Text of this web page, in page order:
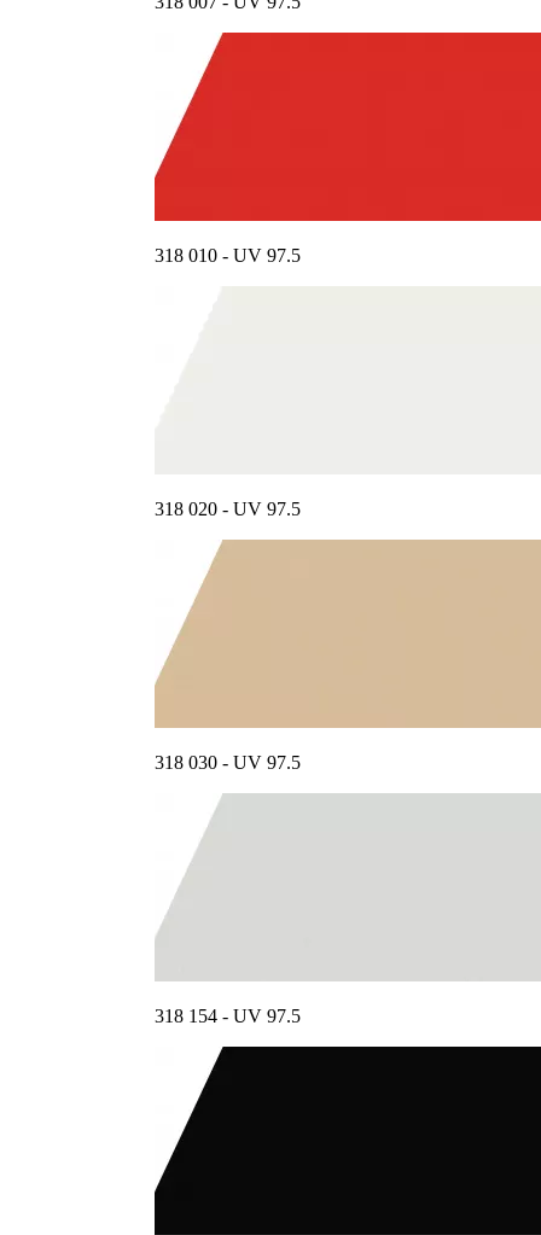
318 010 - UV 97.5
318 020 - UV 97.5
318 030 - UV 97.5
318 154 - UV 97.5